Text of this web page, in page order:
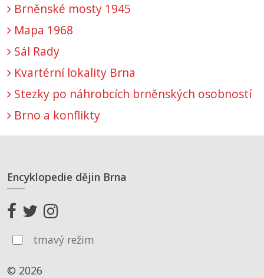
Brněnské mosty 1945
Mapa 1968
Sál Rady
Kvartérní lokality Brna
Stezky po náhrobcích brněnských osobností
Brno a konflikty
Encyklopedie dějin Brna
tmavý režim
© 2026